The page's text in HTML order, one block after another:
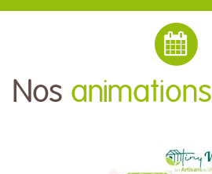
Nos animations